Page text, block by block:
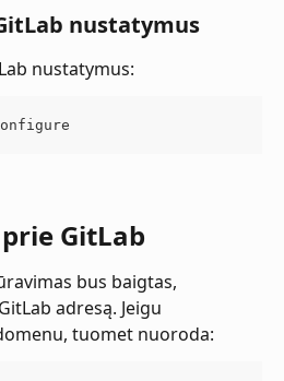
nustatymus
nustatymus:
GitLab
bus baigtas,
adresą. Jeigu
tuomet nuoroda: